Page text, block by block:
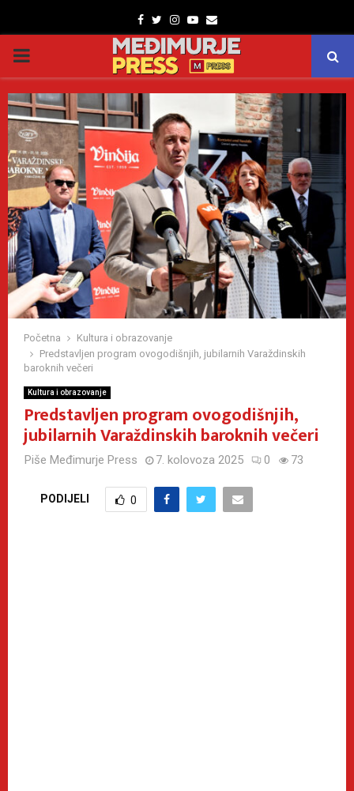
Facebook
TwitterInstagram
Youtube
Email
PRIMARY
MENU
Početna
Kultura i obrazovanje
Predstavljen program ovogodišnjih, jubilarnih Varaždinskih
baroknih večeri
Kultura i obrazovanje
Predstavljen program ovogodišnjih,
jubilarnih Varaždinskih baroknih večeri
Piše Međimurje Press 7. kolovoza 2025 0 73
PODIJELI 0